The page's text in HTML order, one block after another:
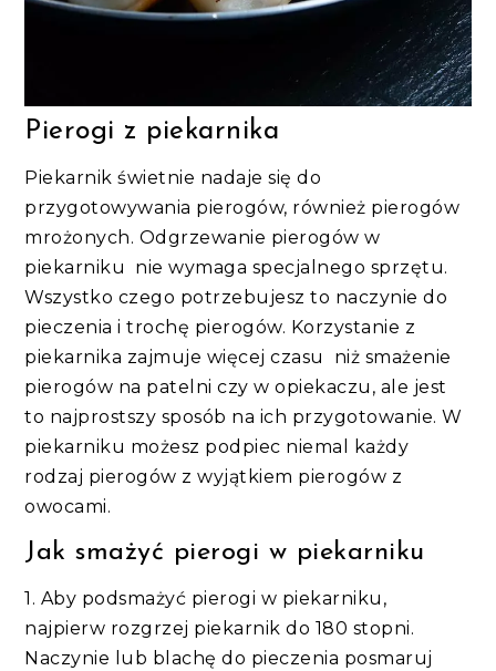
Pierogi z piekarnika
Piekarnik świetnie nadaje się do
przygotowywania pierogów, również pierogów
mrożonych. Odgrzewanie pierogów w
piekarniku nie wymaga specjalnego sprzętu.
Wszystko czego potrzebujesz to naczynie do
pieczenia i trochę pierogów. Korzystanie z
piekarnika zajmuje więcej czasu niż smażenie
pierogów na patelni czy w opiekaczu, ale jest
to najprostszy sposób na ich przygotowanie. W
piekarniku możesz podpiec niemal każdy
rodzaj pierogów z wyjątkiem pierogów z
owocami.
Jak smażyć pierogi w piekarniku
1. Aby podsmażyć pierogi w piekarniku,
najpierw rozgrzej piekarnik do 180 stopni.
Naczynie lub blachę do pieczenia posmaruj